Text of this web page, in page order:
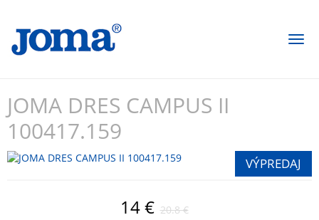
JOMA DRES CAMPUS II
100417.159
14 € 20.8 €